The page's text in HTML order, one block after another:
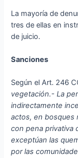
La mayoría de
tres de ellas en
de juicio.
Sanciones
Según el Art. 246
vegetación.- La
indirectamente
actos, en bosques
con pena privativa
exceptúan las
por las